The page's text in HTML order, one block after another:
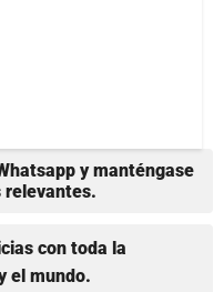
y manténgase
relevantes.
con toda la
el mundo.